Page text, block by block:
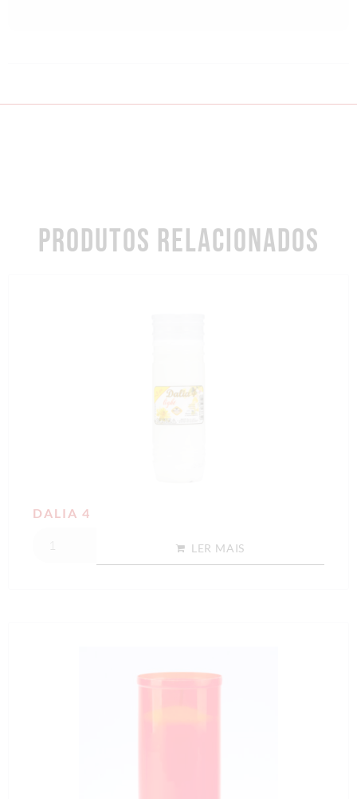
PRODUTOS RELACIONADOS
DALIA 4
LER MAIS